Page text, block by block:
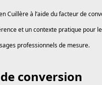
Cuillère à l’aide du facteur de
et un contexte pratique pour
professionnels de mesure.
conversion